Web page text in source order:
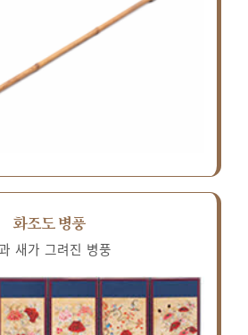
화조도 병풍
새가 그려진 병풍